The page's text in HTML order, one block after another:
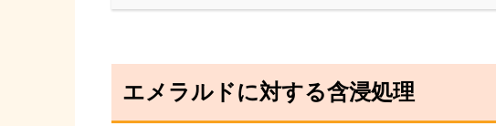
エメラルドに対する含浸処理